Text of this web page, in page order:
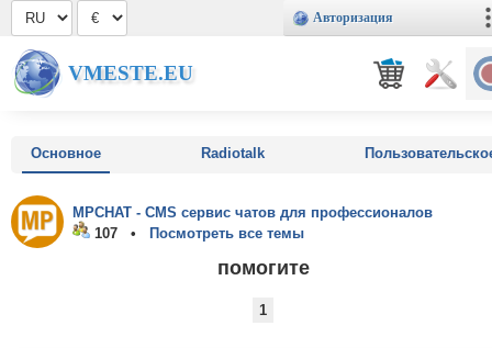
Авторизация
VMESTE.EU
Основное Radiotalk
MPCHAT - CMS сервис чатов для профессионалов
107 •
Посмотреть все темы
помогите
1